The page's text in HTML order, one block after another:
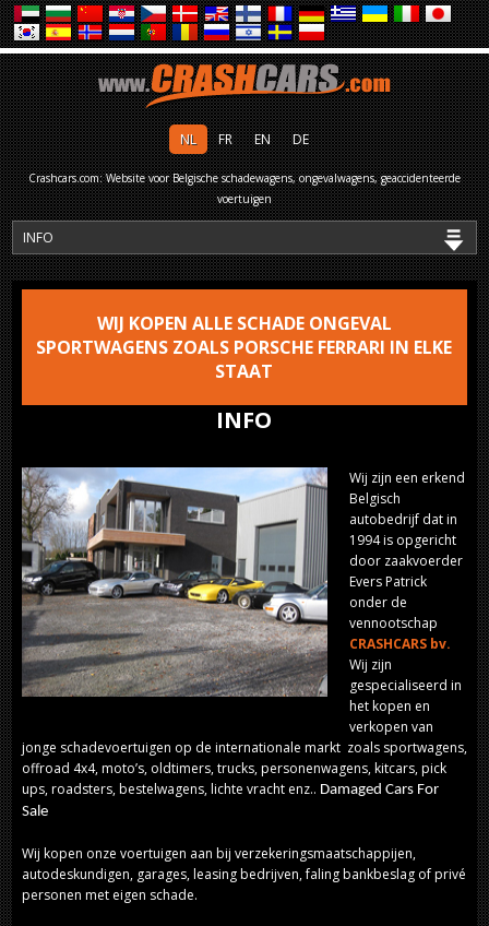
NL FR EN DE
Crashcars.com: Website voor Belgische schadewagens, ongevalwagens, geaccidenteerde
voertuigen
INFO
WIJ KOPEN ALLE SCHADE ONGEVAL
SPORTWAGENS ZOALS PORSCHE FERRARI IN ELKE
STAAT
Wij zijn een erkend
Belgisch
autobedrijf dat in
1994 is opgericht
door zaakvoerder
Evers Patrick
onder de
vennootschap
CRASHCARS bv.
Wij zijn
gespecialiseerd in
het kopen en
verkopen van
jonge schadevoertuigen op de internationale markt zoals sportwagens,
offroad 4x4, moto’s, oldtimers, trucks, personenwagens, kitcars, pick
ups, roadsters, bestelwagens, lichte vracht enz.. Damaged Cars For
Sale
Wij kopen onze voertuigen aan bij verzekeringsmaatschappijen,
autodeskundigen, garages, leasing bedrijven, faling bankbeslag of privé
personen met eigen schade.